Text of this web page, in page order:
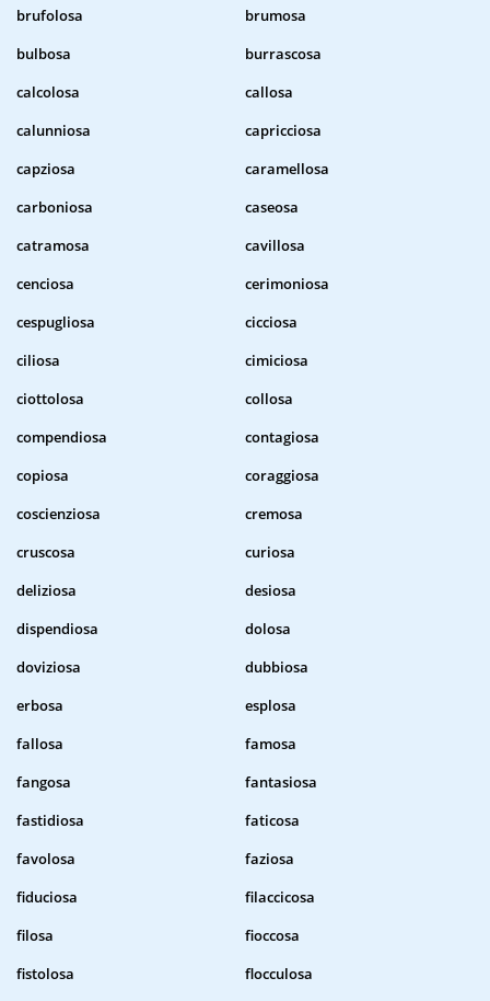
brufolosa
brumosa
bulbosa
burrascosa
calcolosa
callosa
calunniosa
capricciosa
capziosa
caramellosa
carboniosa
caseosa
catramosa
cavillosa
cenciosa
cerimoniosa
cespugliosa
cicciosa
ciliosa
cimiciosa
ciottolosa
collosa
compendiosa
contagiosa
copiosa
coraggiosa
coscienziosa
cremosa
cruscosa
curiosa
deliziosa
desiosa
dispendiosa
dolosa
doviziosa
dubbiosa
erbosa
esplosa
fallosa
famosa
fangosa
fantasiosa
fastidiosa
faticosa
favolosa
faziosa
fiduciosa
filaccicosa
filosa
fioccosa
fistolosa
flocculosa